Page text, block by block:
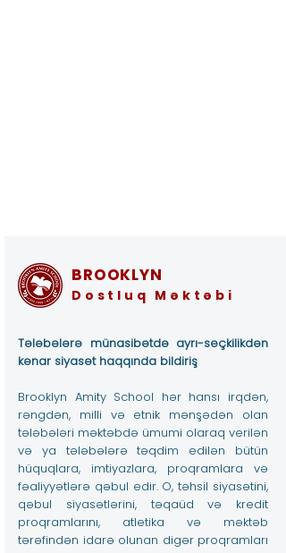
BROOKLYN
Dostluq Məktəbi
Tələbələrə münasibətdə ayrı-seçkilikdən
kənar siyasət haqqında bildiriş
Brooklyn Amity School hər hansı irqdən,
rəngdən, milli və etnik mənşədən olan
tələbələri məktəbdə ümumi olaraq verilən
və ya tələbələrə təqdim edilən bütün
hüquqlara, imtiyazlara, proqramlara və
fəaliyyətlərə qəbul edir. O, təhsil siyasətini,
qəbul siyasətlərini, təqaüd və kredit
proqramlarını, atletika və məktəb
tərəfindən idarə olunan digər proqramları